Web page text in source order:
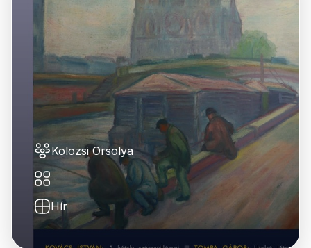
Kolozsi Orsolya
Hír